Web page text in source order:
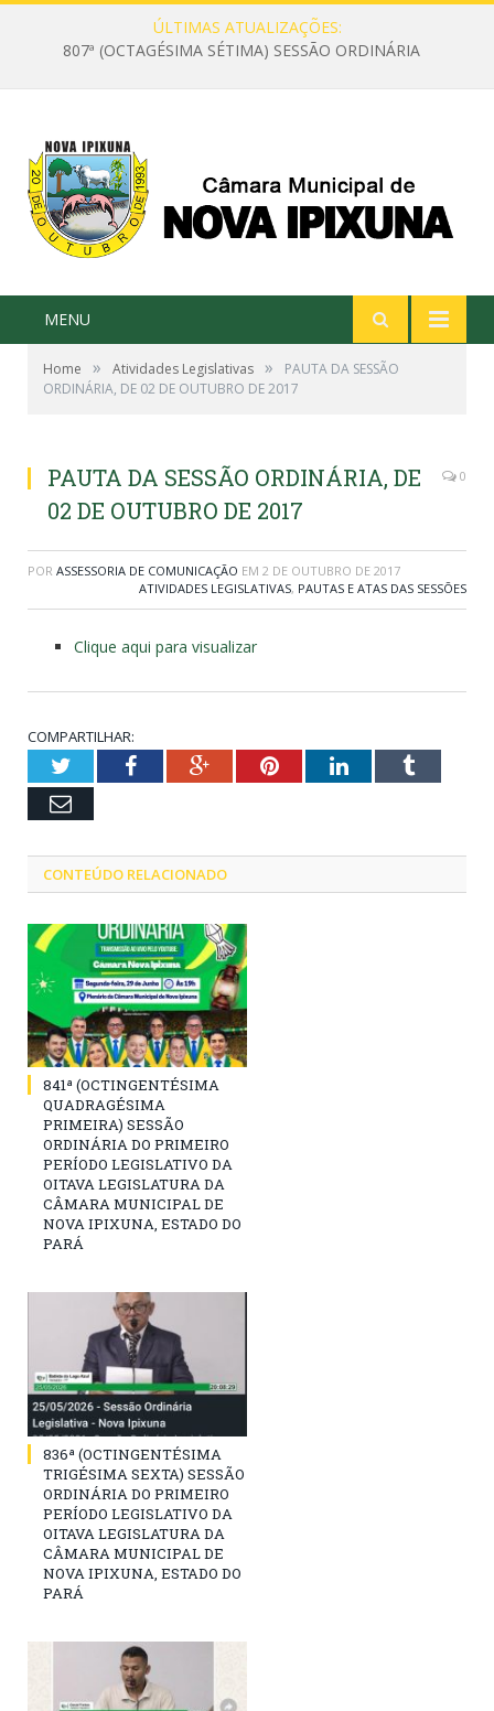
ÚLTIMAS ATUALIZAÇÕES:
807ª (OCTAGÉSIMA SÉTIMA) SESSÃO ORDINÁRIA
MENU
Home » Atividades Legislativas »
PAUTA DA SESSÃO
ORDINÁRIA, DE 02 DE OUTUBRO DE 2017
PAUTA DA SESSÃO ORDINÁRIA, DE
02 DE OUTUBRO DE 2017
0
POR ASSESSORIA DE COMUNICAÇÃO EM 2 DE OUTUBRO DE 2017
ATIVIDADES LEGISLATIVAS, PAUTAS E ATAS DAS SESSÕES
Clique aqui para visualizar
COMPARTILHAR:
TwitterFacebookGoogle+PinterestLinkedInTumblr
Email
CONTEÚDO RELACIONADO
841ª (OCTINGENTÉSIMA
QUADRAGÉSIMA
PRIMEIRA) SESSÃO
ORDINÁRIA DO PRIMEIRO
PERÍODO LEGISLATIVO DA
OITAVA LEGISLATURA DA
CÂMARA MUNICIPAL DE
NOVA IPIXUNA, ESTADO DO
PARÁ
836ª (OCTINGENTÉSIMA
TRIGÉSIMA SEXTA) SESSÃO
ORDINÁRIA DO PRIMEIRO
PERÍODO LEGISLATIVO DA
OITAVA LEGISLATURA DA
CÂMARA MUNICIPAL DE
NOVA IPIXUNA, ESTADO DO
PARÁ